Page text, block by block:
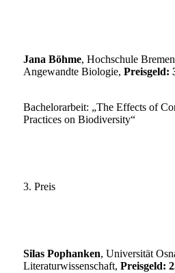
Jana Böhme, Hochschule
Angewandte Biologie, Preisgeld:
Bachelorarbeit: „The Effects of
Practices on Biodiversity“
3. Preis
Silas Pophanken, Universität
Literaturwissenschaft, Preisgeld: